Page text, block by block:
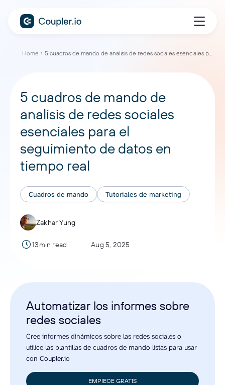
Home 5 cuadros de mando de analisis de redes sociales esenciales para el seguimiento de datos en tiempo real
5 cuadros de mando de
analisis de redes sociales
esenciales para el
seguimiento de datos en
tiempo real
Cuadros de mando Tutoriales de marketing
Zakhar Yung
13min read Aug 5, 2025
Automatizar los informes sobre
redes sociales
Cree informes dinámicos sobre las redes sociales o
utilice las plantillas de cuadros de mando listas para usar
con Coupler.io
EMPIECE GRATIS